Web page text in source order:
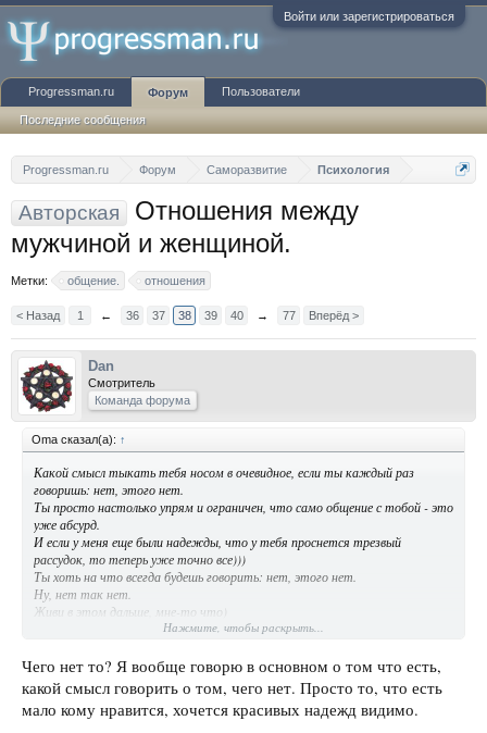
Войти или зарегистрироваться
Progressman.ru Форум Саморазвитие Психология
Авторская
Отношения между
мужчиной и женщиной.
Метки: общение. отношения
< Назад 1 ← 36 37 38 39 40 → 77 Вперёд >
Dan
Смотритель
Команда форума
Oma сказал(а): ↑
Какой смысл тыкать тебя носом в очевидное, если ты каждый раз
говоришь: нет, этого нет.
Ты просто настолько упрям и ограничен, что само общение с тобой - это
уже абсурд.
И если у меня еще были надежды, что у тебя проснется трезвый
рассудок, то теперь уже точно все)))
Ты хоть на что всегда будешь говорить: нет, этого нет.
Ну, нет так нет.
Живи в этом дальше, мне-то что)
пытался тебя понять, и поэтому задавала тебе столько вопросов.
Но тебе не нужно, чтобы тебя кто-то понимал, тебе нужно просто
толдычить свое. И больше ничего.
Ну толдычь дальше)
Нажмите, чтобы раскрыть...
Чего нет то? Я вообще говорю в основном о том что есть,
какой смысл говорить о том, чего нет. Просто то, что есть
мало кому нравится, хочется красивых надежд видимо.
Progressman.ru Форум
Последние сообщения
Пользователи